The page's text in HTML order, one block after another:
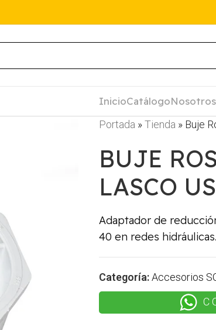
InicioCatálogoNosotros
Portada »Tienda » Buje
BUJE
LASCO
Adaptador de
40 en redes hidráulicas.
Categoría:Accesorios